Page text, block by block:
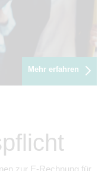
Mehr erfahren
zur E-Rechnung für